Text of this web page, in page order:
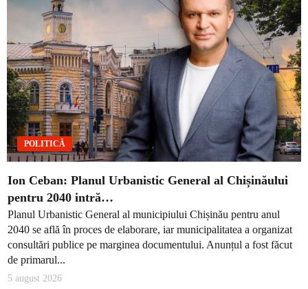
POLITICĂ
Ion Ceban: Planul Urbanistic General al Chișinăului
pentru 2040 intră…
Planul Urbanistic General al municipiului Chișinău pentru anul
2040 se află în proces de elaborare, iar municipalitatea a organizat
consultări publice pe marginea documentului. Anunțul a fost făcut
de primarul...
5 august 2026